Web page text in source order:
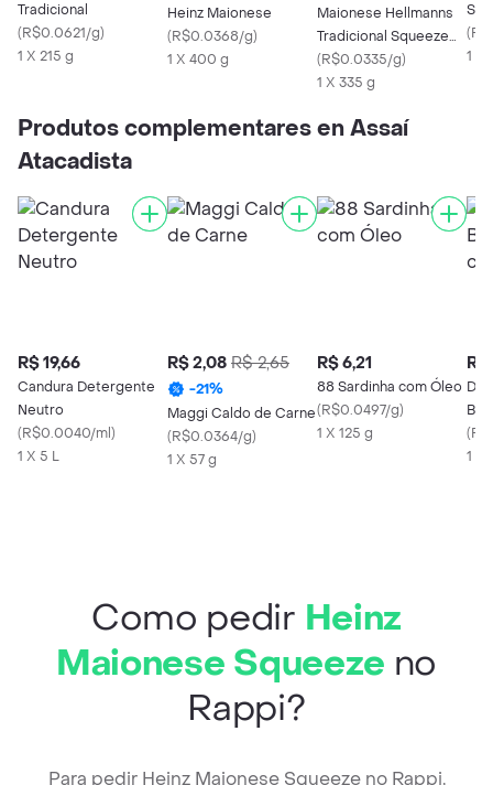
Tradicional
(R$0.0621/g)
1 X 215 g
Heinz Maionese
(R$0.0368/g)
1 X 400 g
Maionese Hellmanns
Tradicional Squeeze
335 g
(R$0.0335/g)
1 X 335 g
(
1 X
Produtos complementares en Assaí
Atacadista
R$ 19,66
Candura Detergente
Neutro
(R$0.0040/ml)
1 X 5 L
R$ 2,08 R$ 2,65
-21%
Maggi Caldo de Carne
(R$0.0364/g)
1 X 57 g
R$ 6,21
88 Sardinha com Óleo
(R$0.0497/g)
1 X 125 g
R$
(
1
Como pedir Heinz
Maionese Squeeze no
Rappi?
Para pedir Heinz Maionese Squeeze no Rappi,